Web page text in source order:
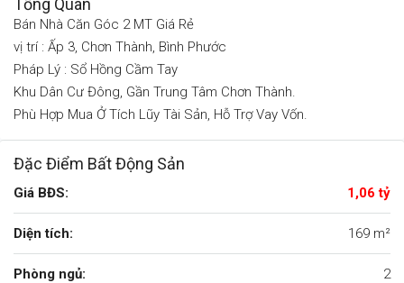
Tổng Quan
Bán Nhà Căn Góc 2 MT Giá Rẻ
vị trí : Ấp 3, Chơn Thành, Bình Phước
Pháp Lý : Sổ Hồng Cầm Tay
Khu Dân Cư Đông, Gần Trung Tâm Chơn Thành.
Phù Hợp Mua Ở Tích Lũy Tài Sản, Hỗ Trợ Vay Vốn.
Đặc Điểm Bất Động Sản
Giá BĐS: 1,06 tỷ
Diện tích: 169 m²
Phòng ngủ: 2